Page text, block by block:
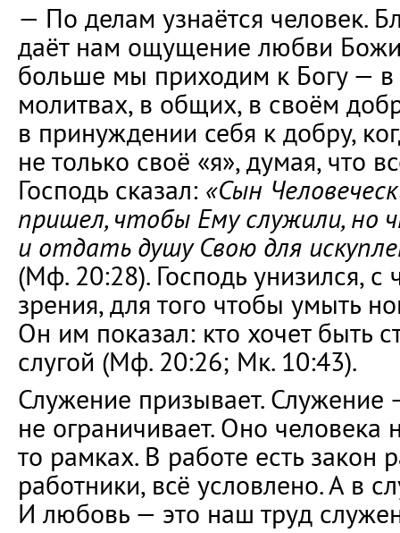
— По делам узнаётся человек.
даёт нам ощущение любви
больше мы приходим к Богу — в
молитвах, в общих, в своём
в принуждении себя к добру,
не только своё «я», думая, что
Господь сказал: «Сын
пришел, чтобы Ему служили, но
и отдать душу Свою для
(Мф. 20:28). Господь унизился, с
зрения, для того чтобы умыть
Он им показал: кто хочет быть
слугой (Мф. 20:26; Мк. 10:43).
Служение призывает. Служение
не ограничивает. Оно человека
то рамках. В работе есть закон
работники, всё условлено. А в
И любовь — это наш труд